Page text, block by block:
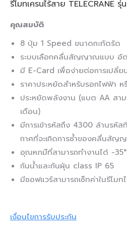
รีโมทเครนไร้สาย TELECRANE รุ่
คุณสมบัติ
8 ปุ่ม 1 Speed ขนาดกะทัดรัด
ระบบเลือกคลื่นสัญญาณแบบ อั
มี E-Card เพื่อง่ายต่อการเปลี่ย
ราคาประหยัดสำหรับรอกไฟฟ้า ห
ประหยัดพลังงาน (แบต AA สา
เดือน)
มีการเข้ารหัสถึง 4300 ล้านรหั
กาศที่จะเกิดการซ้ำของคลื่นสัญ
อุณหภมืที่สามารถทำงานได้ -
กันน้ำและกันฝุ่น class IP 65
มีซอฟแวร์สามารถเซ็ทค่าในรีโม
เงื่อนไขการรับประกัน